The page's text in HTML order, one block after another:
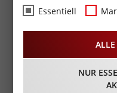
Fotos -
Essentiell
ALLE
NUR